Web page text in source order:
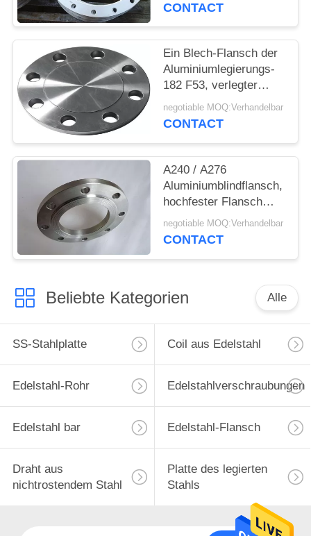
CONTACT
Ein Blech-Flansch der
Aluminiumlegierungs-
182 F53, verlegter
Blindflansch
negotiable MOQ:Verhandelbar
CONTACT
A240 / A276
Aluminiumblindflansch,
hochfester Flansch
ASTM A182 besonders
angefertigt
negotiable MOQ:Verhandelbar
CONTACT
Beliebte Kategorien Alle
SS-Stahlplatte Coil aus Edelstahl
Edelstahl-Rohr Edelstahlverschraubungen
Edelstahl bar Edelstahl-Flansch
Draht aus
nichtrostendem Stahl
Platte des legierten
Stahls